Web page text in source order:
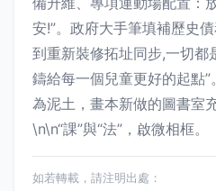
安!”。政府大手筆填補歷史
到重新裝修拓址同步,一切都
鑄給每一個兒童更好的起點
為泥土，畫本新做的圖書室
\n\n“課”與“法”，啟微相框。
如若轉載，請注明出處：